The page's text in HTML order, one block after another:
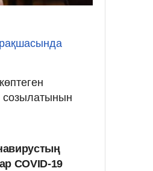
созылатынын
COVID-19